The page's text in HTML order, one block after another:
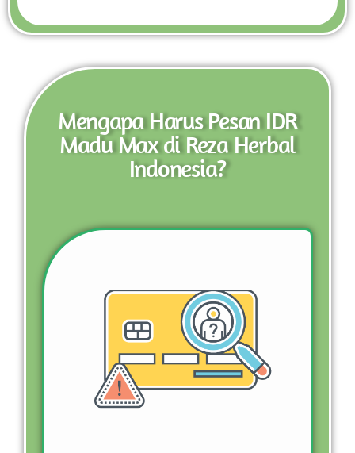
Mengapa Harus Pesan IDR
Madu Max di Reza Herbal
Indonesia?